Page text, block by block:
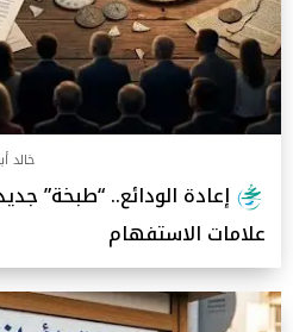
خالد
إعادة الودائع.. “طبخة”
علامات الاستفهام